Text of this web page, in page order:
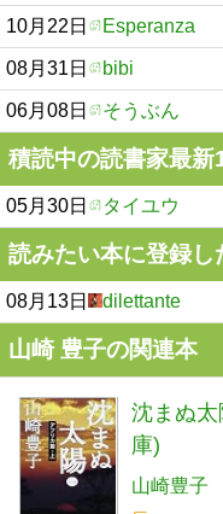
10月22日 Esperanza
08月31日 bibi
06月08日 そうぶん
積読中の読書家最新
05月30日 タイユウ
読みたい本に登録
08月13日 dilettante
山崎 豊子の関連本
沈まぬ
庫)
山崎豊子